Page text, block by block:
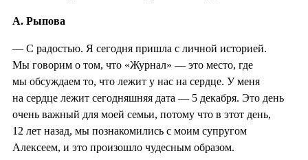
А. Рыпова
— С радостью. Я сегодня пришла с личной историей.
Мы говорим о том, что «Журнал» — это место, где
мы обсуждаем то, что лежит у нас на сердце. У меня
на сердце лежит сегодняшняя дата — 5 декабря. Это день
очень важный для моей семьи, потому что в этот день,
12 лет назад, мы познакомились с моим супругом
Алексеем, и это произошло чудесным образом.